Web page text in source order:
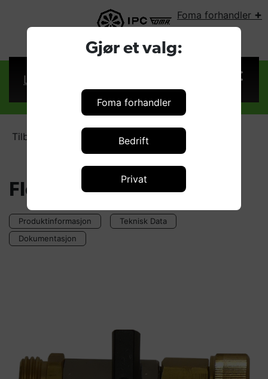
Gjør et valg:
Foma forhandler
Bedrift
Privat
Foma forhandler +
VELG LAND:
Logg inn
Tilbehør - Standard Flow reguleringsventil
Flow reguleringsventil
Produktinformasjon
Teknisk Data
Dokumentasjon